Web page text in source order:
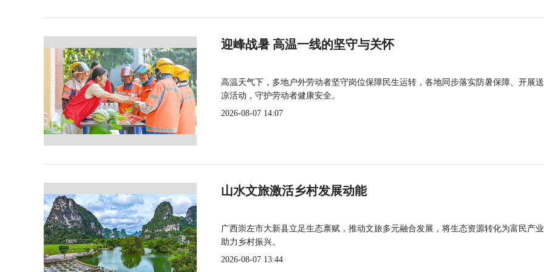
迎峰战暑 高温一线的坚守与关怀
高温天气下，多地户外劳动者坚守岗位保障民生运转，各地同步落实防暑保障、开展
凉活动，守护劳动者健康安全。
2026-08-07 14:07
山水文旅激活乡村发展动能
广西崇左市大新县立足生态禀赋，推动文旅多元融合发展，将生态资源转化为富民产
助力乡村振兴。
2026-08-07 13:44